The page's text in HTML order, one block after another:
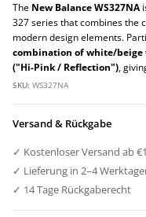
The New Balance WS327NA
327 series that combines the
modern design elements.
combination of white/beige
("Hi-Pink / Reflection"),
SKU: WS327NA
Versand & Rückgabe
✓ Kostenloser Versand ab
✓ Lieferung in 2–4
✓ 14 Tage Rückgaberecht